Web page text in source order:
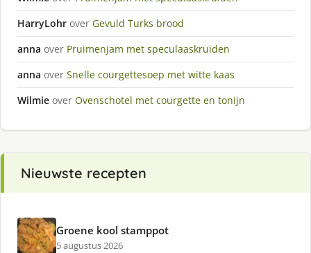
HarryLohr over Gevuld Turks brood
anna over Pruimenjam met speculaaskruiden
anna over Snelle courgettesoep met witte kaas
Wilmie over Ovenschotel met courgette en tonijn
Nieuwste recepten
Groene kool stamppot
5 augustus 2026